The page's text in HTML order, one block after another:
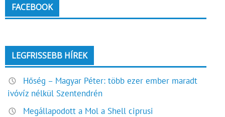
FACEBOOK
LEGFRISSEBB HÍREK
Hőség – Magyar Péter: több ezer ember maradt
ivóvíz nélkül Szentendrén
Megállapodott a Mol a Shell ciprusi